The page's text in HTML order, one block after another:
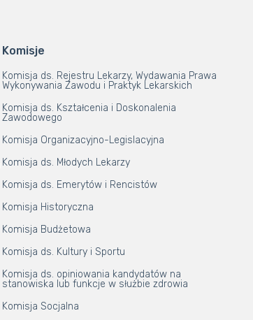
Komisje
Komisja ds. Rejestru Lekarzy, Wydawania Prawa
Wykonywania Zawodu i Praktyk Lekarskich
Komisja ds. Kształcenia i Doskonalenia
Zawodowego
Komisja Organizacyjno-Legislacyjna
Komisja ds. Młodych Lekarzy
Komisja ds. Emerytów i Rencistów
Komisja Historyczna
Komisja Budżetowa
Komisja ds. Kultury i Sportu
Komisja ds. opiniowania kandydatów na
stanowiska lub funkcje w służbie zdrowia
Komisja Socjalna